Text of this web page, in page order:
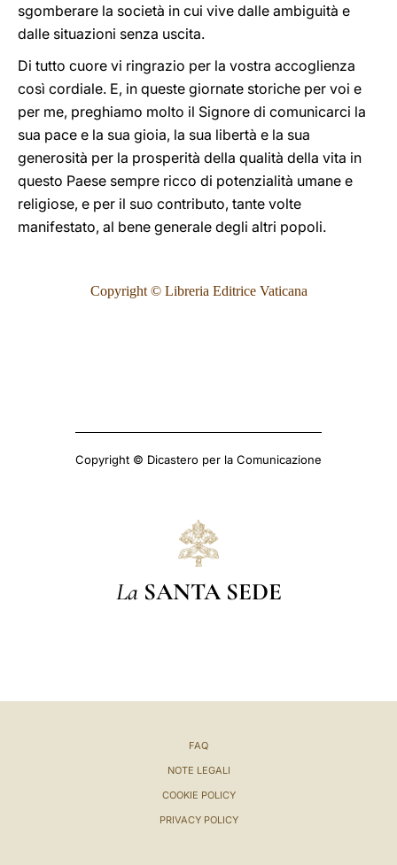
sgomberare la società in cui vive dalle ambiguità e
dalle situazioni senza uscita.
Di tutto cuore vi ringrazio per la vostra accoglienza
così cordiale. E, in queste giornate storiche per voi e
per me, preghiamo molto il Signore di comunicarci la
sua pace e la sua gioia, la sua libertà e la sua
generosità per la prosperità della qualità della vita in
questo Paese sempre ricco di potenzialità umane e
religiose, e per il suo contributo, tante volte
manifestato, al bene generale degli altri popoli.
Copyright © Libreria Editrice Vaticana
Copyright © Dicastero per la Comunicazione
La SANTA SEDE
FAQ
NOTE LEGALI
COOKIE POLICY
PRIVACY POLICY